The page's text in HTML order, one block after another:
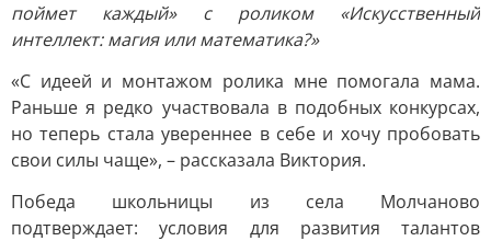
поймет каждый» с роликом «Искусственный
интеллект: магия или математика?»
«С идеей и монтажом ролика мне помогала мама.
Раньше я редко участвовала в подобных конкурсах,
но теперь стала увереннее в себе и хочу пробовать
свои силы чаще», – рассказала Виктория.
Победа школьницы из села Молчаново
подтверждает: условия для развития талантов